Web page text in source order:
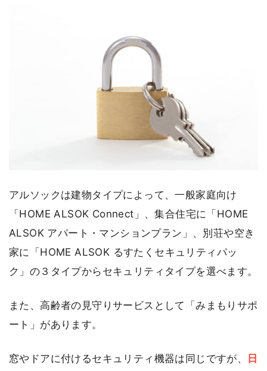
アルソックは建物タイプによって、一般家庭向け
「HOME ALSOK Connect」、集合住宅に「HOME
ALSOK アパート・マンションプラン」、別荘や空き
家に「HOME ALSOK るすたくセキュリティパッ
ク」の３タイプからセキュリティタイプを選べます。
また、高齢者の見守りサービスとして「みまもりサポ
ート」があります。
窓やドアに付けるセキュリティ機器は同じですが、
日